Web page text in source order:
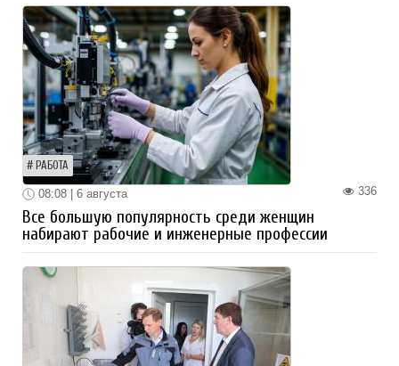
РАБОТА
336
08:08 | 6 августа
Все большую популярность среди женщин
набирают рабочие и инженерные профессии